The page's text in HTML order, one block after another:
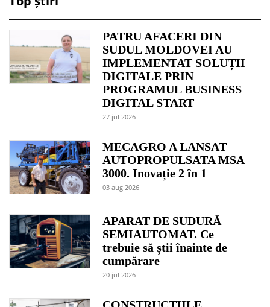
PATRU AFACERI DIN
SUDUL MOLDOVEI AU
IMPLEMENTAT SOLUȚII
DIGITALE PRIN
PROGRAMUL BUSINESS
DIGITAL START
27 jul 2026
MECAGRO A LANSAT
AUTOPROPULSATA MSA
3000. Inovație 2 în 1
03 aug 2026
APARAT DE SUDURĂ
SEMIAUTOMAT. Ce
trebuie să știi înainte de
cumpărare
20 jul 2026